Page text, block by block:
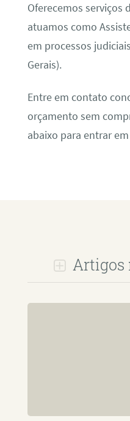
Oferecemos serviços
atuamos como
em processos
Gerais).
Entre em contato
orçamento sem
abaixo para entrar
Artigos